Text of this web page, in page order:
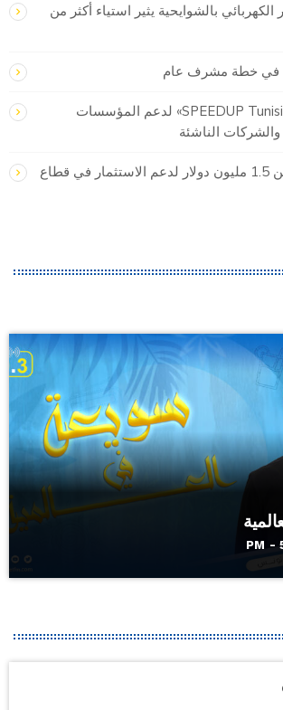
الكهربائي بالشوايحية يثير استياء أكثر من
في خطة مشرف عام
إحداث مركز «SPEEDUP Tunisia Hub» لدعم المؤسسات
الناشئة
منحة أمريكية بأكثر من 1.5 مليون دولار لدعم الاستثمار في قطاع